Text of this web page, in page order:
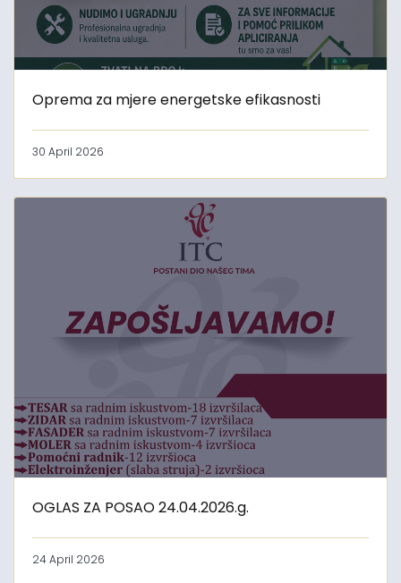
Oprema za mjere energetske efikasnosti
30 April 2026
OGLAS ZA POSAO 24.04.2026.g.
24 April 2026